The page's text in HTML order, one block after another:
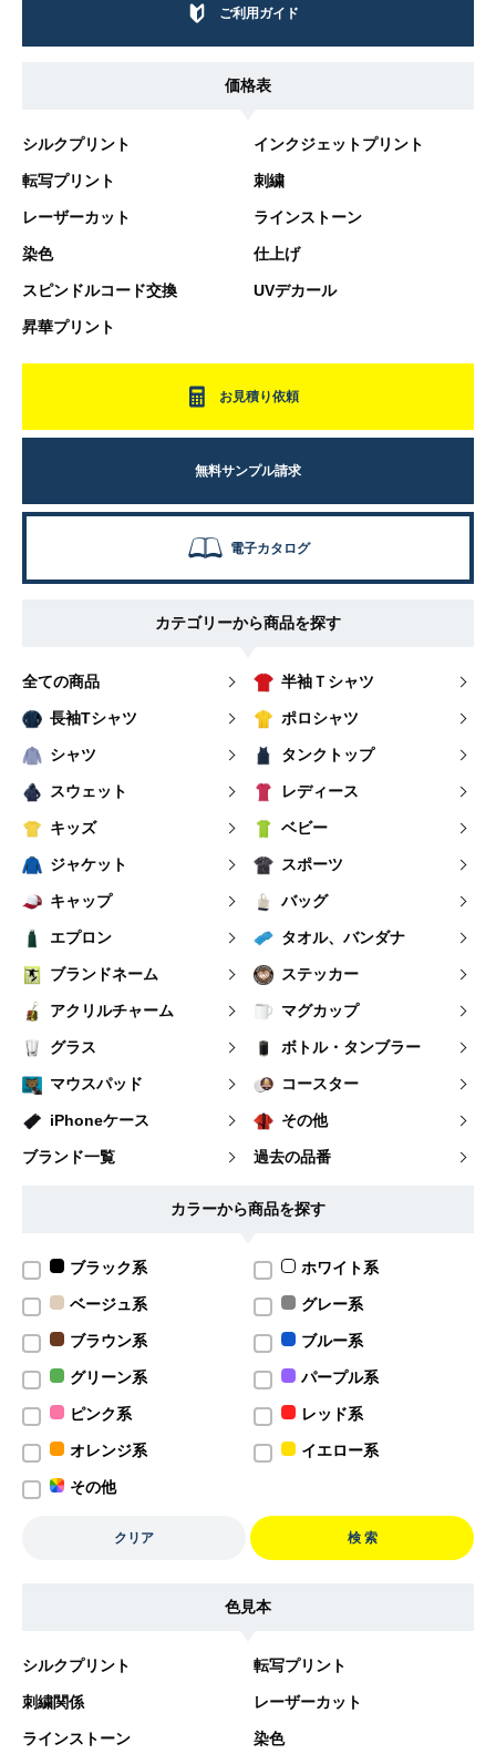
ご利用ガイド
価格表
シルクプリント インクジェットプリント
転写プリント 刺繍
レーザーカット ラインストーン
染色 仕上げ
スピンドルコード交換 UVデカール
昇華プリント
お見積り依頼
無料サンプル請求
電子カタログ
カテゴリーから商品を探す
全ての商品 半袖Ｔシャツ
長袖Tシャツ ポロシャツ
シャツ タンクトップ
スウェット レディース
キッズ ベビー
ジャケット スポーツ
キャップ バッグ
エプロン タオル、バンダナ
ブランドネーム ステッカー
アクリルチャーム マグカップ
グラス ボトル・タンブラー
マウスパッド コースター
iPhoneケース その他
ブランド一覧 過去の品番
カラーから商品を探す
ブラック系 ホワイト系
ベージュ系 グレー系
ブラウン系 ブルー系
グリーン系 パープル系
ピンク系 レッド系
オレンジ系 イエロー系
その他
クリア 検 索
色見本
シルクプリント 転写プリント
刺繍関係 レーザーカット
ラインストーン 染色